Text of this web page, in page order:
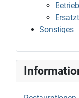
Sonstiges